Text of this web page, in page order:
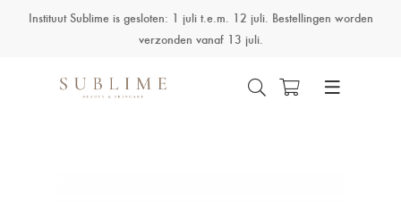
Instituut Sublime is gesloten: 1 juli t.e.m. 12 juli. Bestellingen worden
verzonden vanaf 13 juli.